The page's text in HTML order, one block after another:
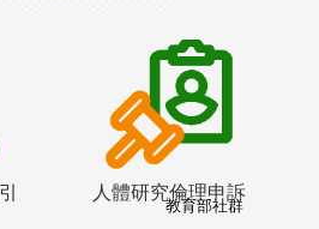
人體研究倫理申訴
教育部社群